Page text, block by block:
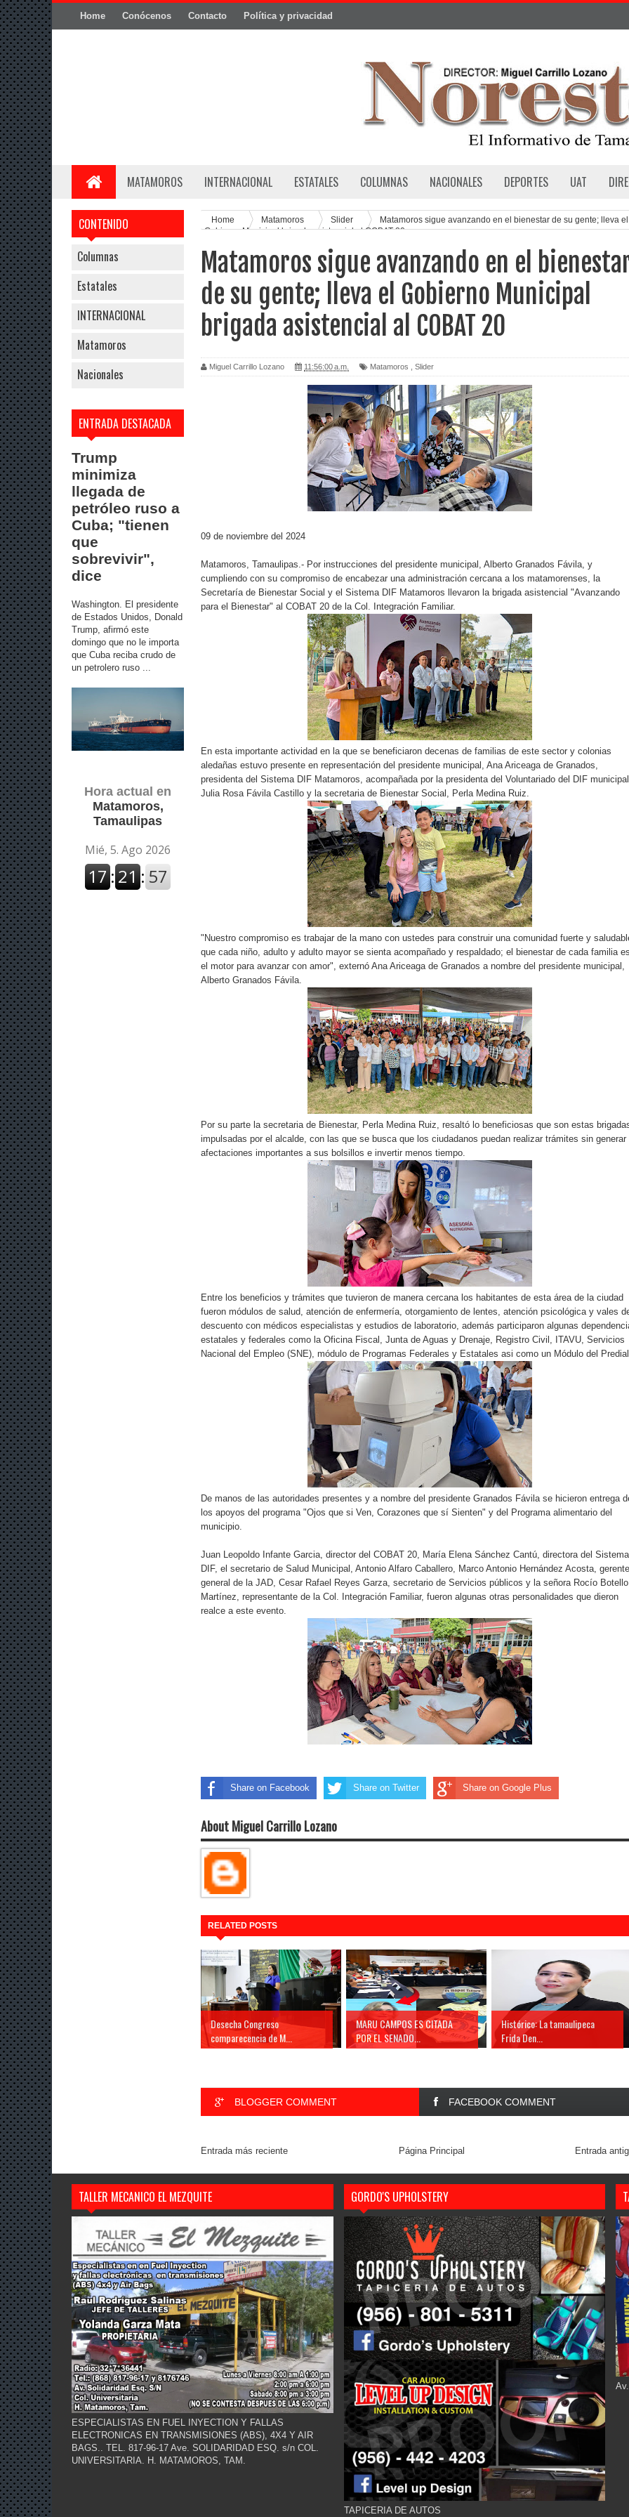
Home Conócenos Contacto Política y privacidad
MATAMOROS INTERNACIONAL ESTATALES COLUMNAS NACIONALES DEPORTES UAT
CONTENIDO
Columnas
Estatales
INTERNACIONAL
Matamoros
Nacionales
ENTRADA DESTACADA
Trump
minimiza
llegada de
petróleo ruso a
Cuba; "tienen
que
sobrevivir",
dice
Washington. El presidente
de Estados Unidos, Donald
Trump, afirmó este
domingo que no le importa
que Cuba reciba crudo de
un petrolero ruso ...
Hora actual en
Matamoros,
Tamaulipas
Home Matamoros Slider
Matamoros sigue avanzando en el bienestar de su gente; lleva el
Gobierno Municipal brigada asistencial al COBAT 20
Matamoros sigue avanzando en el
de su gente; lleva el Gobierno Municipal
brigada asistencial al COBAT 20
Miguel Carrillo Lozano 11:56:00 a.m. Matamoros Slider
09 de noviembre del 2024
Matamoros, Tamaulipas.- Por instrucciones del presidente municipal, Alberto Granados Fávila, y
cumpliendo con su compromiso de encabezar una administración cercana a los matamorenses, la
Secretaría de Bienestar Social y el Sistema DIF Matamoros llevaron la brigada asistencial "Avanzando
para el Bienestar" al COBAT 20 de la Col. Integración Familiar.
En esta importante actividad en la que se beneficiaron decenas de familias de este sector y colonias
aledañas estuvo presente en representación del presidente municipal, Ana Ariceaga de Granados,
presidenta del Sistema DIF Matamoros, acompañada por la presidenta del Voluntariado del DIF
Julia Rosa Fávila Castillo y la secretaria de Bienestar Social, Perla Medina Ruiz.
"Nuestro compromiso es trabajar de la mano con ustedes para construir una comunidad fuerte y
que cada niño, adulto y adulto mayor se sienta acompañado y respaldado; el bienestar de cada familia
el motor para avanzar con amor", externó Ana Ariceaga de Granados a nombre del presidente municipal,
Alberto Granados Fávila.
Por su parte la secretaria de Bienestar, Perla Medina Ruiz, resaltó lo beneficiosas que son estas
impulsadas por el alcalde, con las que se busca que los ciudadanos puedan realizar trámites sin generar
afectaciones importantes a sus bolsillos e invertir menos tiempo.
Entre los beneficios y trámites que tuvieron de manera cercana los habitantes de esta área de la ciudad
fueron módulos de salud, atención de enfermería, otorgamiento de lentes, atención psicológica y vales
descuento con médicos especialistas y estudios de laboratorio, además participaron algunas
estatales y federales como la Oficina Fiscal, Junta de Aguas y Drenaje, Registro Civil, ITAVU, Servicios
Nacional del Empleo (SNE), módulo de Programas Federales y Estatales asi como un Módulo del
De manos de las autoridades presentes y a nombre del presidente Granados Fávila se hicieron entrega
los apoyos del programa "Ojos que si Ven, Corazones que sí Sienten" y del Programa alimentario del
municipio.
Juan Leopoldo Infante Garcia, director del COBAT 20, María Elena Sánchez Cantú, directora del Sistema
DIF, el secretario de Salud Municipal, Antonio Alfaro Caballero, Marco Antonio Hernández Acosta, gerente
general de la JAD, Cesar Rafael Reyes Garza, secretario de Servicios públicos y la señora Rocío Botello
Martínez, representante de la Col. Integración Familiar, fueron algunas otras personalidades que dieron
realce a este evento.
Share on Facebook Share on Twitter Share on Google Plus
About Miguel Carrillo Lozano
RELATED POSTS
Desecha Congreso
comparecencia de M...
MARU CAMPOS ES CITADA
POR EL SENADO...
Histórico: La tamaulipeca
Frida Den...
BLOGGER COMMENT FACEBOOK COMMENT
Entrada más reciente Entrada
Página Principal
TALLER MECANICO EL MEZQUITE
ESPECIALISTAS EN FUEL INYECTION Y FALLAS
ELECTRONICAS EN TRANSMISIONES (ABS), 4X4 Y AIR
BAGS.. TEL. 817-96-17 Ave. SOLIDARIDAD ESQ. s/n COL.
UNIVERSITARIA. H. MATAMOROS, TAM.
GORDO'S UPHOLSTERY
TAPICERIA DE AUTOS